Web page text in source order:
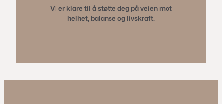
Vi er klare til å støtte deg på veien mot
helhet, balanse og livskraft.